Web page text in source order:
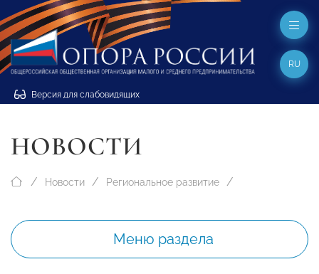
Версия для слабовидящих
RU
НОВОСТИ
Новости Региональное развитие
Меню раздела